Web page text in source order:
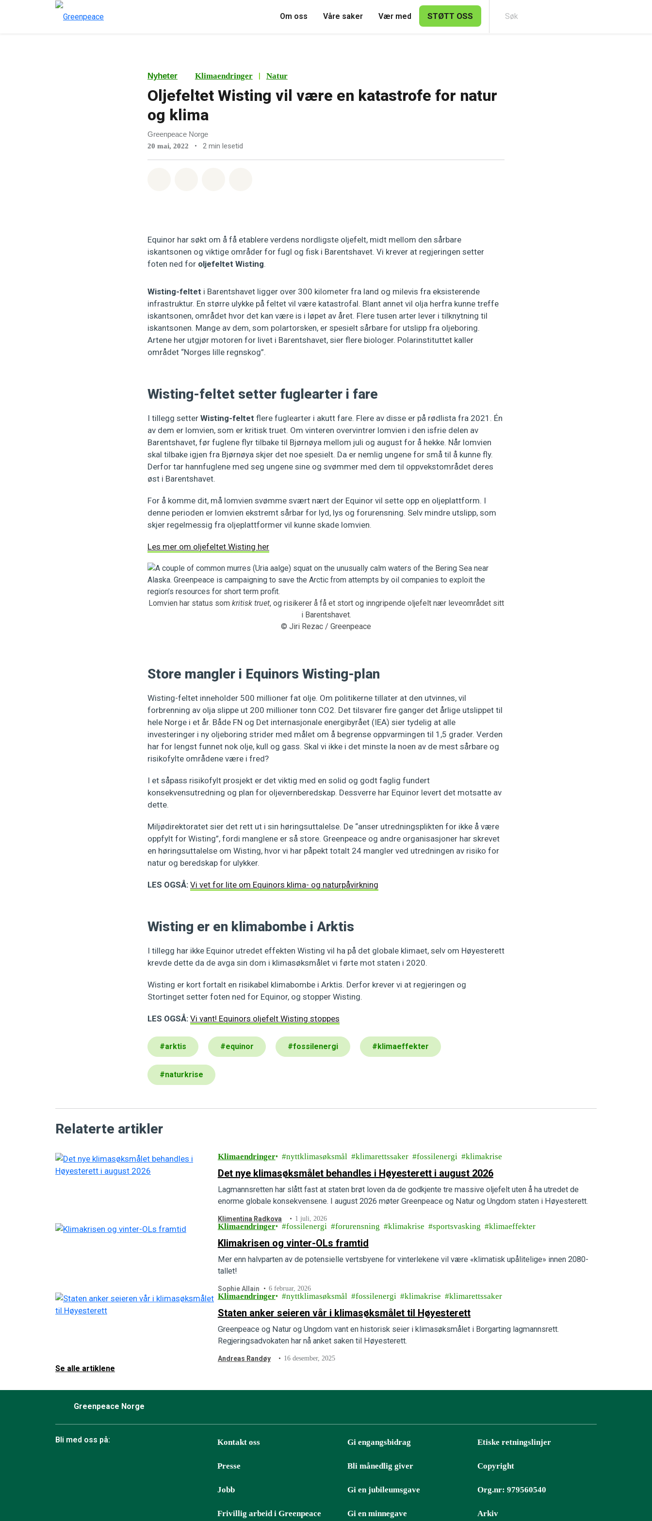
Om oss Våre saker Vær med STØTT OSS
Nyheter Klimaendringer | Natur
Oljefeltet Wisting vil være en katastrofe for natur
og klima
Greenpeace Norge
20 mai, 2022 • 2 min lesetid
Equinor har søkt om å få etablere verdens nordligste oljefelt, midt mellom den sårbare
iskantsonen og viktige områder for fugl og fisk i Barentshavet. Vi krever at regjeringen setter
foten ned for oljefeltet Wisting.
Wisting-feltet i Barentshavet ligger over 300 kilometer fra land og milevis fra eksisterende
infrastruktur. En større ulykke på feltet vil være katastrofal. Blant annet vil olja herfra kunne treffe
iskantsonen, området hvor det kan være is i løpet av året. Flere tusen arter lever i tilknytning til
iskantsonen. Mange av dem, som polartorsken, er spesielt sårbare for utslipp fra oljeboring.
Artene her utgjør motoren for livet i Barentshavet, sier flere biologer. Polarinstituttet kaller
området “Norges lille regnskog”.
Wisting-feltet setter fuglearter i fare
I tillegg setter Wisting-feltet flere fuglearter i akutt fare. Flere av disse er på rødlista fra 2021. Én
av dem er lomvien, som er kritisk truet. Om vinteren overvintrer lomvien i den isfrie delen av
Barentshavet, før fuglene flyr tilbake til Bjørnøya mellom juli og august for å hekke. Når lomvien
skal tilbake igjen fra Bjørnøya skjer det noe spesielt. Da er nemlig ungene for små til å kunne fly.
Derfor tar hannfuglene med seg ungene sine og svømmer med dem til oppvekstområdet deres
øst i Barentshavet.
For å komme dit, må lomvien svømme svært nært der Equinor vil sette opp en oljeplattform. I
denne perioden er lomvien ekstremt sårbar for lyd, lys og forurensning. Selv mindre utslipp, som
skjer regelmessig fra oljeplattformer vil kunne skade lomvien.
Les mer om oljefeltet Wisting her
Lomvien har status som kritisk truet, og risikerer å få et stort og inngripende oljefelt nær leveområdet sitt
i Barentshavet.
© Jiri Rezac / Greenpeace
Store mangler i Equinors Wisting-plan
Wisting-feltet inneholder 500 millioner fat olje. Om politikerne tillater at den utvinnes, vil
forbrenning av olja slippe ut 200 millioner tonn CO2. Det tilsvarer fire ganger det årlige utslippet til
hele Norge i et år. Både FN og Det internasjonale energibyrået (IEA) sier tydelig at alle
investeringer i ny oljeboring strider med målet om å begrense oppvarmingen til 1,5 grader. Verden
har for lengst funnet nok olje, kull og gass. Skal vi ikke i det minste la noen av de mest sårbare og
risikofylte områdene være i fred?
I et såpass risikofylt prosjekt er det viktig med en solid og godt faglig fundert
konsekvensutredning og plan for oljevernberedskap. Dessverre har Equinor levert det motsatte av
dette.
Miljødirektoratet sier det rett ut i sin høringsuttalelse. De “anser utredningsplikten for ikke å være
oppfylt for Wisting”, fordi manglene er så store. Greenpeace og andre organisasjoner har skrevet
en høringsuttalelse om Wisting, hvor vi har påpekt totalt 24 mangler ved utredningen av risiko for
natur og beredskap for ulykker.
LES OGSÅ: Vi vet for lite om Equinors klima- og naturpåvirkning
Wisting er en klimabombe i Arktis
I tillegg har ikke Equinor utredet effekten Wisting vil ha på det globale klimaet, selv om Høyesterett
krevde dette da de avga sin dom i klimasøksmålet vi førte mot staten i 2020.
Wisting er kort fortalt en risikabel klimabombe i Arktis. Derfor krever vi at regjeringen og
Stortinget setter foten ned for Equinor, og stopper Wisting.
LES OGSÅ: Vi vant! Equinors oljefelt Wisting stoppes
#arktis #equinor #fossilenergi #klimaeffekter
#naturkrise
Relaterte artikler
Klimaendringer nyttklimasøksmål klimarettssaker fossilenergi klimakrise
Det nye klimasøksmålet behandles i Høyesterett i august 2026
Lagmannsretten har slått fast at staten brøt loven da de godkjente tre massive oljefelt uten å ha utredet de
enorme globale konsekvensene. I august 2026 møter Greenpeace og Natur og Ungdom staten i Høyesterett.
Klimentina Radkova 1 juli, 2026
Klimaendringer fossilenergi forurensning klimakrise sportsvasking klimaeffekter
Klimakrisen og vinter-OLs framtid
Mer enn halvparten av de potensielle vertsbyene for vinterlekene vil være «klimatisk upålitelige» innen 2080-
tallet!
Sophie Allain 6 februar, 2026
Klimaendringer nyttklimasøksmål fossilenergi klimakrise klimarettssaker
Staten anker seieren vår i klimasøksmålet til Høyesterett
Greenpeace og Natur og Ungdom vant en historisk seier i klimasøksmålet i Borgarting lagmannsrett.
Regjeringsadvokaten har nå anket saken til Høyesterett.
Andreas Randøy 16 desember, 2025
Se alle artiklene
Greenpeace Norge
Bli med oss på: Kontakt oss
Presse
Jobb
Frivillig arbeid i Greenpeace
Gi engangsbidrag
Bli månedlig giver
Gi en jubileumsgave
Gi en minnegave
Etiske retningslinjer
Copyright
Org.nr: 979560540
Arkiv